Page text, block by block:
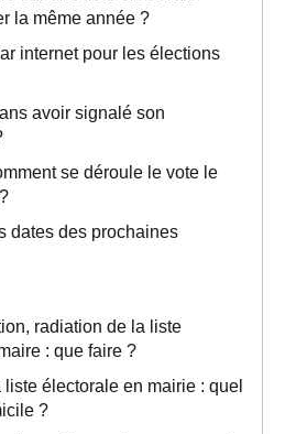
la même année ?
internet pour les élections
avoir signalé son
se déroule le vote le
dates des prochaines
radiation de la liste
: que faire ?
électorale en mairie : quel
?